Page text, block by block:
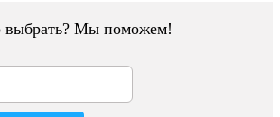
выбрать? Мы поможем!